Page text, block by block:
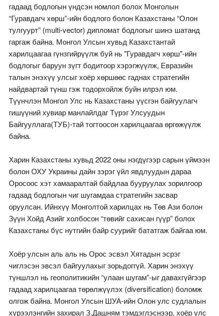
гадаад бодлогын үндсэн номлол болох Монголын
“Гуравдагч хөрш”-ийн бодлого болон Казахстаны “Олон
тулгуурт” (multi-vector) дипломат бодлогыг шинэ шатанд
гаргаж байна. Монгол Улсын хувьд Казахстантай
харилцаагаа гүнзгийрүүлж буй нь "Гуравдагч хөрш"-ийн
бодлогыг баруун зүгт бодитоор хэрэгжүүлж, Евразийн
талын энэхүү улсыг хоёр хөршөөс гаднах стратегийн
найдвартай түнш гэж тодорхойлж буйн илрэл юм.
Түүнчлэн Монгол Улс нь Казахстаны үүсгэн байгуулагч
гишүүний хувиар манлайлдаг Түрэг Улсуудын
Байгууллага(ТУБ)-тай тогтоосон харилцаагаа өргөжүүлж
байна.
Харин Казахстаны хувьд 2022 оны нэгдүгээр сарын үймээн
болон ОХУ Украины дайн зэрэг үйл явдлуудын дараа
Оросоос хэт хамааралтай байдлаа бууруулах зорилгоор
гадаад бодлогын чиг шугамдаа стратегийн засвар
оруулсан. Ийнхүү Монголтой харилцах нь Төв Ази болон
Зүүн Хойд Азийг холбосон “төвийг сахисан гүүр” болох
Казахстаны бүс нутгийн байр суурийг бататгаж байгаа юм.
Хоёр улсын аль аль нь Орос эсвэл Хятадын эсрэг
чиглэсэн эвсэл байгуулахыг зорьдоггүй. Харин энэхүү
түншлэл нь геополитикийн “улаан шугам”-ыг давахгүйгээр
гадаад харилцаагаа төрөлжүүлэх (diversification) боломж
олгож байна. Монгол Улсын ШУА-ийн Олон улс судлалын
хүрээлэнгийн захирал З.Дашням тэмдэглэснээр, хоёр улс